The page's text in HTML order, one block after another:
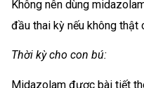
Không nên dùng
đầu thai kỳ nếu không thật
Thời kỳ cho con bú:
Midazolam được bài tiết